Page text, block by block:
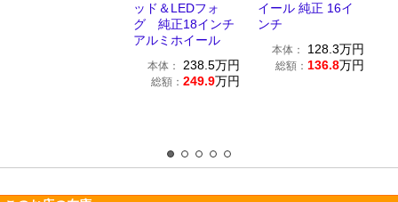
ッド＆LEDフォ
グ 純正18インチ
アルミホイール
本体： 238.5万円
総額： 249.9万円
イール 純正 16イ
ンチ
本体： 128.3万円
総額： 136.8万円